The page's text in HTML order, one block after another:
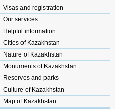
Visas and registration
Our services
Helpful information
Cities of Kazakhstan
Nature of Kazakhstan
Monuments of Kazakhstan
Reserves and parks
Culture of Kazakhstan
Map of Kazakhstan